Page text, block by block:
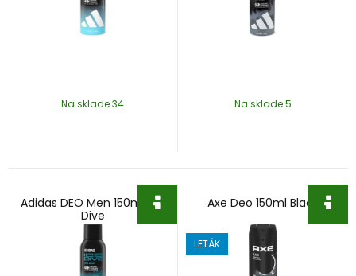
Na sklade 34 Na sklade 5
Adidas DEO Men 150ml Ice
Dive
Axe Deo 150ml Black
LETÁK